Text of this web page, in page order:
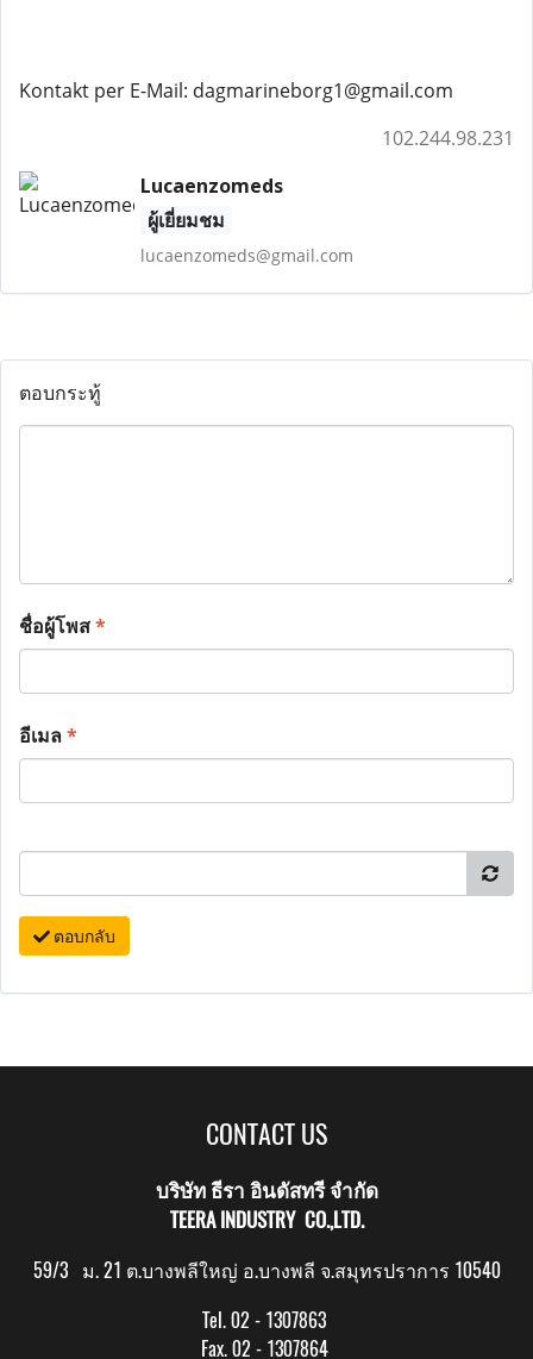
Kontakt per E-Mail: dagmarineborg1@gmail.com
102.244.98.231
Lucaenzomeds
ผู้เยี่ยมชม
lucaenzomeds@gmail.com
ตอบกระทู้
ชื่อผู้โพส*
อีเมล*
ตอบกลับ
CONTACT US
บริษัท ธีรา อินดัสทรี จำกัด
TEERA INDUSTRY CO.,LTD.
59/3 ม. 21 ต.บางพลีใหญ่ อ.บางพลี จ.สมุทรปราการ 10540
Tel. 02 - 1307863
Fax. 02 - 1307864